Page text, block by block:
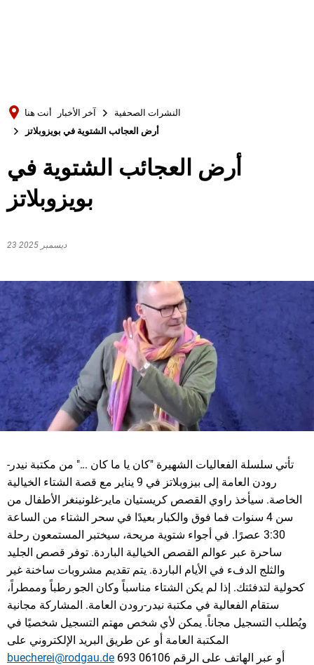
Русский
أنت هنا آخر الأخبار
النشرات الصحفية
أرض العجائب الشتوية في بويزوبلاتز
أرض العجائب الشتوية في
بويزوبلاتز
23 ديسمبر 2025
تأتي سلسلة الفعاليات الشهيرة "كان يا ما كان ..." من مكتبة نيدر-
رودن العامة إلى بيزوبلاتز في 9 يناير مع قصة الشتاء الخيالية
الخاصة. سيأخذ راوي القصص كريستيان ماير-غلونينغر الأطفال من
سن 4 سنوات فما فوق والكبار بعيدًا في سحر الشتاء من الساعة
3:30 عصرًا. في أجواء شتوية مريحة، سيختبر المستمعون رحلة
ساحرة عبر عوالم القصص الخيالية الباردة. توفر قصص الجليد
والثلج الدفء في الأيام الباردة. يتم تقديم مشروبات ساخنة غير
كحولية لتدفئتك. إذا لم يكن الشتاء مناسباً وكان الجو رطباً وممطراً،
ستقام الفعالية في مكتبة نيدر-رودن العامة. المشاركة مجانية
ويُطلب التسجيل مجاناً. يمكن لأي شخص مهتم التسجيل شخصيًا في
المكتبة العامة أو عن طريق البريد الإلكتروني على
buecherei@rodgau.de